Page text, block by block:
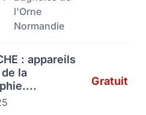
l'Orne
Normandie
: appareils
la
Gratuit